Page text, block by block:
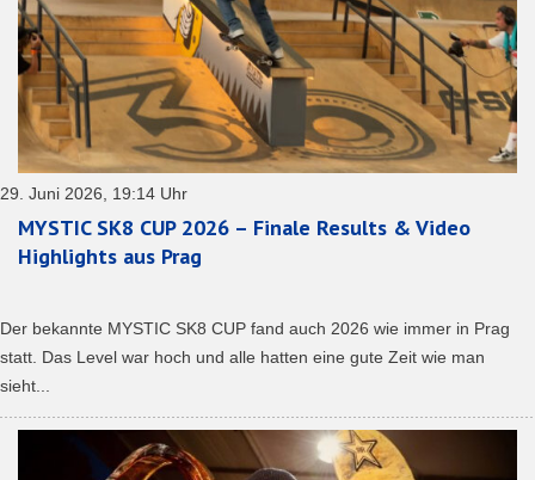
29. Juni 2026, 19:14 Uhr
MYSTIC SK8 CUP 2026 – Finale Results & Video
Highlights aus Prag
Der bekannte MYSTIC SK8 CUP fand auch 2026 wie immer in Prag
statt. Das Level war hoch und alle hatten eine gute Zeit wie man
sieht...